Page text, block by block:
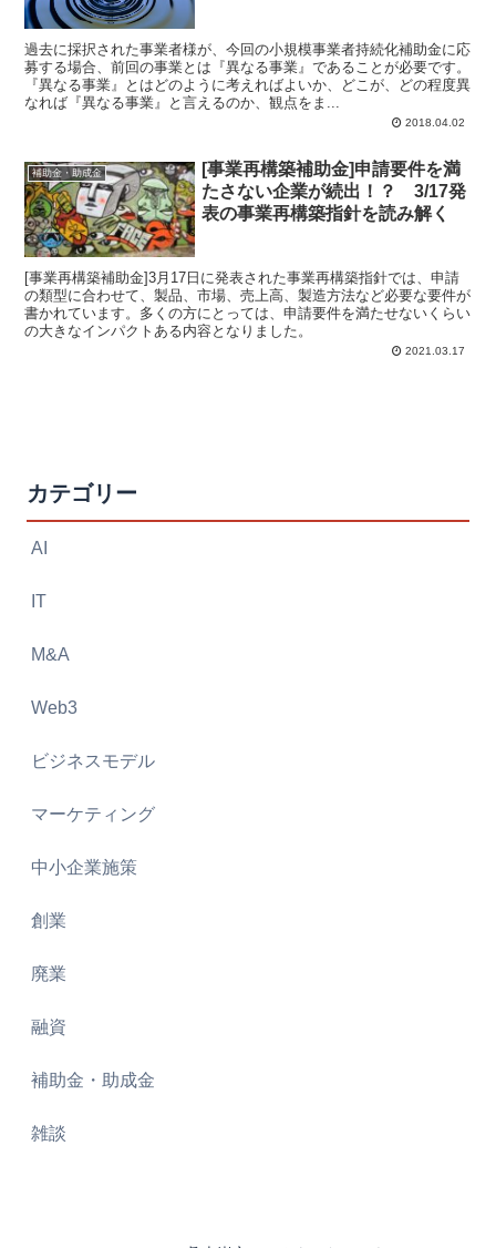
過去に採択された事業者様が、今回の小規模事業者持続化補助金に応
募する場合、前回の事業とは『異なる事業』であることが必要です。
『異なる事業』とはどのように考えればよいか、どこが、どの程度異
なれば『異なる事業』と言えるのか、観点をま...
2018.04.02
補助金・助成金
[事業再構築補助金]申請要件を満
たさない企業が続出！？ 3/17発
表の事業再構築指針を読み解く
[事業再構築補助金]3月17日に発表された事業再構築指針では、申請
の類型に合わせて、製品、市場、売上高、製造方法など必要な要件が
書かれています。多くの方にとっては、申請要件を満たせないくらい
の大きなインパクトある内容となりました。
2021.03.17
カテゴリー
AI
IT
M&A
Web3
ビジネスモデル
マーケティング
中小企業施策
創業
廃業
融資
補助金・助成金
雑談